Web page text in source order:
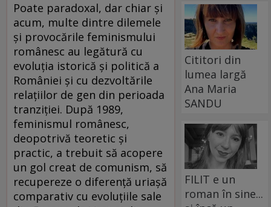
Poate paradoxal, dar chiar şi
acum, multe dintre dilemele
şi provocările feminismului
românesc au legătură cu
evoluţia istorică şi politică a
României şi cu dezvoltările
relaţiilor de gen din perioada
tranziţiei. După 1989,
feminismul românesc,
deopotrivă teoretic şi
practic, a trebuit să acopere
un gol creat de comunism, să
recupereze o diferenţă uriaşă
comparativ cu evoluţiile sale
Cititori din
lumea largă
Ana Maria
SANDU
FILIT e un
roman în sine...